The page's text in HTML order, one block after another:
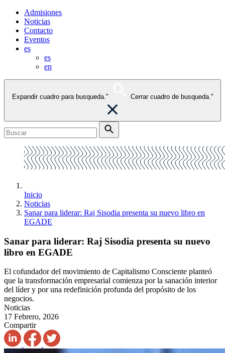
Admisiones
Noticias
Contacto
Eventos
es
es
en
Expandir cuadro para busqueda." Cerrar cuadro de busqueda."
Inicio
Noticias
Sanar para liderar: Raj Sisodia presenta su nuevo libro en
EGADE
Sanar para liderar: Raj Sisodia presenta su nuevo
libro en EGADE
El cofundador del movimiento de Capitalismo Consciente planteó
que la transformación empresarial comienza por la sanación interior
del líder y por una redefinición profunda del propósito de los
negocios.
Noticias
17 Febrero, 2026
Compartir